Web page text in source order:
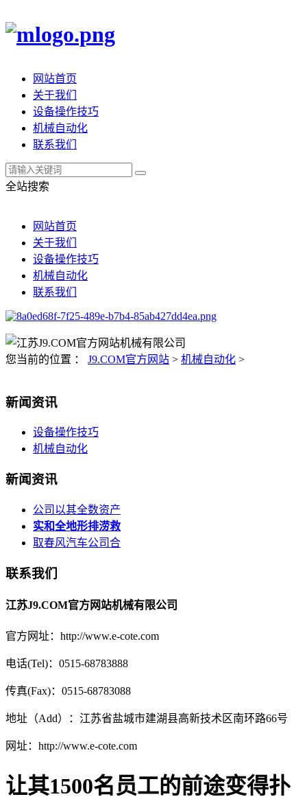
网站首页
关于我们
设备操作技巧
机械自动化
联系我们
全站搜索
网站首页
关于我们
设备操作技巧
机械自动化
联系我们
您当前的位置 ： J9.COM官方网站 > 机械自动化 >
新闻资讯
设备操作技巧
机械自动化
新闻资讯
公司以其全数资产
实和全地形排涝救
取春风汽车公司合
联系我们
江苏J9.COM官方网站机械有限公司
官方网址：http://www.e-cote.com
电话(Tel)：0515-68783888
传真(Fax)：0515-68783088
地址（Add）：江苏省盐城市建湖县高新技术区南环路66号
网址：http://www.e-cote.com
让其1500名员工的前途变得扑